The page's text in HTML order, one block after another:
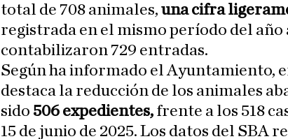
total de 708 animales, una cifra
registrada en el mismo período del año
contabilizaron 729 entradas.
Según ha informado el Ayuntamiento,
destaca la reducción de los animales
sido 506 expedientes, frente a los 518
15 de junio de 2025. Los datos del SBA